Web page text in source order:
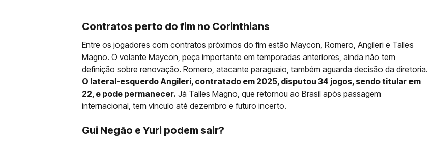
Contratos perto do fim no Corinthians
Entre os jogadores com contratos próximos do fim estão Maycon, Romero, Angileri e Talles
Magno. O volante Maycon, peça importante em temporadas anteriores, ainda não tem
definição sobre renovação. Romero, atacante paraguaio, também aguarda decisão da diretoria.
O lateral-esquerdo Angileri, contratado em 2025, disputou 34 jogos, sendo titular em
22, e pode permanecer. Já Talles Magno, que retornou ao Brasil após passagem
internacional, tem vínculo até dezembro e futuro incerto.
Gui Negão e Yuri podem sair?